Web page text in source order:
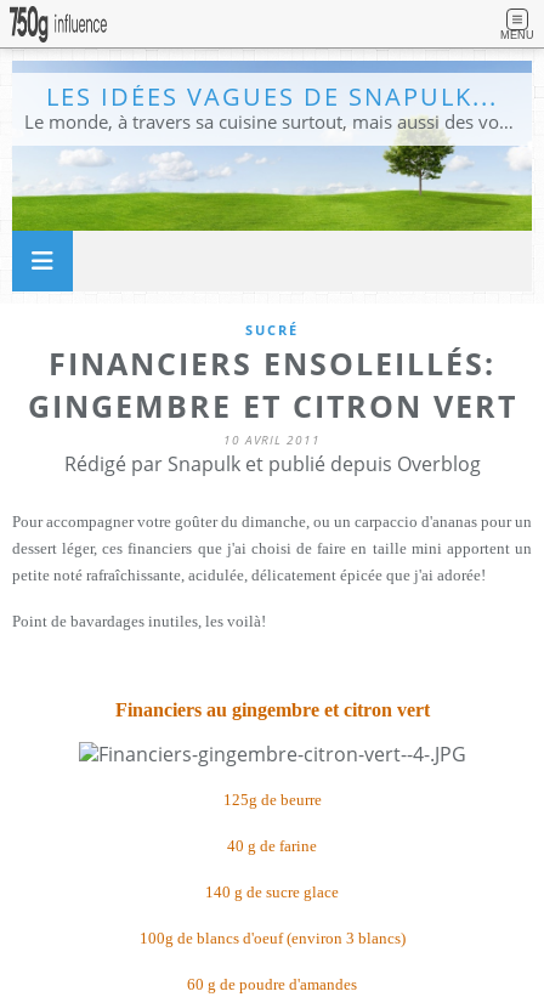
MENU
LES IDÉES VAGUES DE SNAPULK...
Le monde, à travers sa cuisine surtout, mais aussi des voyages, et des idées.
SUCRÉ
FINANCIERS ENSOLEILLÉS:
GINGEMBRE ET CITRON VERT
10 AVRIL 2011
Rédigé par Snapulk et publié depuis Overblog
Pour accompagner votre goûter du dimanche, ou un carpaccio d'ananas pour un
dessert léger, ces financiers que j'ai choisi de faire en taille mini apportent un
petite noté rafraîchissante, acidulée, délicatement épicée que j'ai adorée!
Point de bavardages inutiles, les voilà!
Financiers au gingembre et citron vert
125g de beurre
40 g de farine
140 g de sucre glace
100g de blancs d'oeuf (environ 3 blancs)
60 g de poudre d'amandes